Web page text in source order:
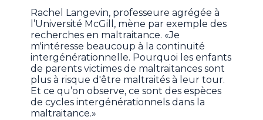
Rachel Langevin, professeure agrégée à
l’Université McGill, mène par exemple des
recherches en maltraitance. «Je
m'intéresse beaucoup à la continuité
intergénérationnelle. Pourquoi les enfants
de parents victimes de maltraitances sont
plus à risque d'être maltraités à leur tour.
Et ce qu’on observe, ce sont des espèces
de cycles intergénérationnels dans la
maltraitance.»